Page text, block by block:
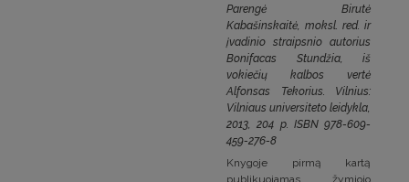
Parengė Birutė
Kabašinskaitė, moksl. red. ir
įvadinio straipsnio autorius
Bonifacas Stundžia, iš
vokiečių kalbos vertė
Alfonsas Tekorius. Vilnius:
Vilniaus universiteto leidykla,
2013, 204 p. ISBN 978-609-
459-276-8
Knygoje pirmą kartą
publikuojamas žymiojo